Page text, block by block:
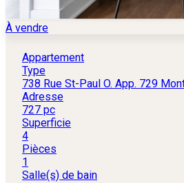
À vendre
Appartement
Type
738 Rue St-Paul O. App. 729
Adresse
727 pc
Superficie
4
Pièces
1
Salle(s) de bain